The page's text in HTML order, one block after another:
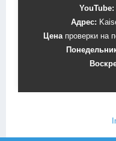
YouTube:
Адрес:
Ценапроверки на